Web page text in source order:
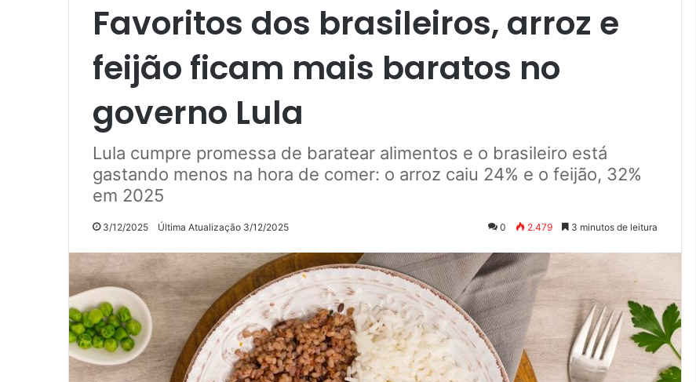
Favoritos dos brasileiros, arroz e
feijão ficam mais baratos no
governo Lula
Lula cumpre promessa de baratear alimentos e o brasileiro está
gastando menos na hora de comer: o arroz caiu 24% e o feijão, 32%
em 2025
3/12/2025 Última Atualização 3/12/2025 0 2.479 3 minutos de leitura